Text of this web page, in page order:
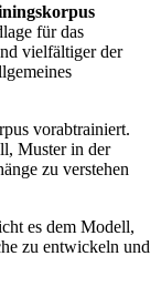
für das
vielfältiger der
vorabtrainiert.
Muster in der
zu verstehen
es dem Modell,
zu entwickeln und